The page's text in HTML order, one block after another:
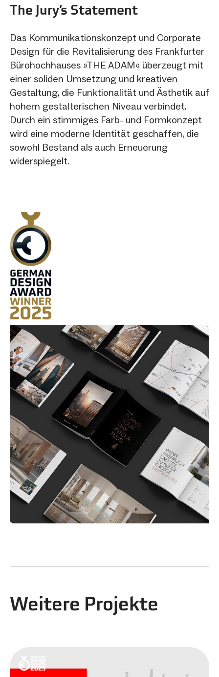
The Jury‘s Statement
Das Kommunikationskonzept und Corporate
Design für die Revitalisierung des Frankfurter
Bürohochhauses »THE ADAM« überzeugt mit
einer soliden Umsetzung und kreativen
Gestaltung, die Funktionalität und Ästhetik auf
hohem gestalterischen Niveau verbindet.
Durch ein stimmiges Farb- und Formkonzept
wird eine moderne Identität geschaffen, die
sowohl Bestand als auch Erneuerung
widerspiegelt.
Weitere Projekte